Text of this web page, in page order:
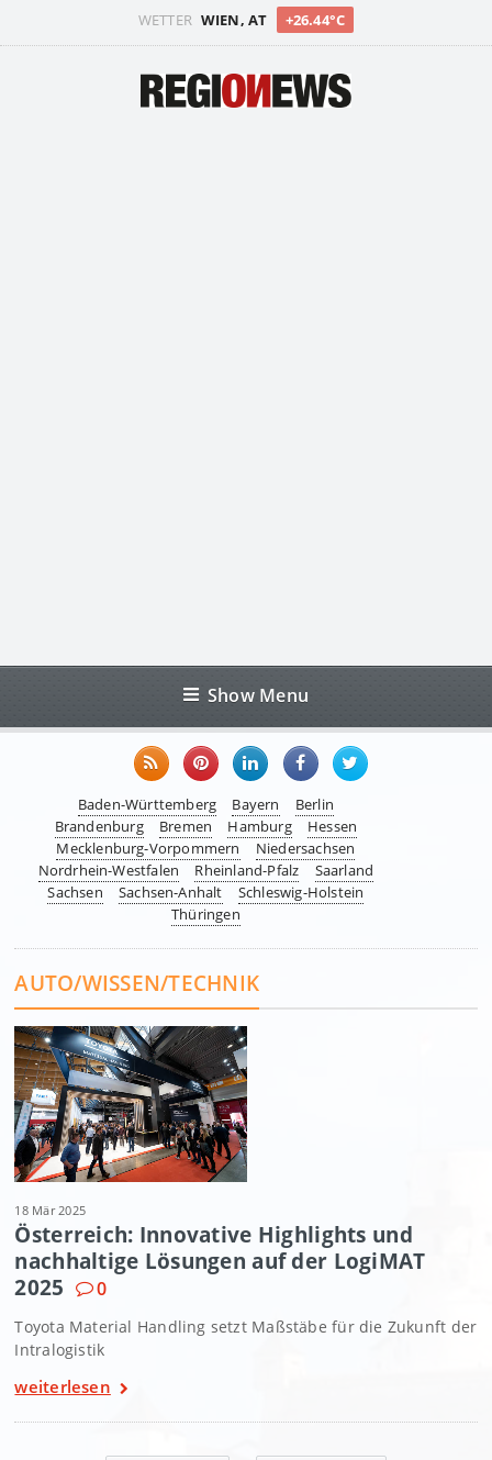
WETTER WIEN, AT +26.44°C
Show Menu
Baden-Württemberg Bayern
Berlin
Brandenburg
Bremen Hamburg
Hessen
Mecklenburg-Vorpommern
Niedersachsen
Nordrhein-Westfalen
Rheinland-Pfalz
Saarland
Sachsen
Sachsen-Anhalt
Schleswig-Holstein
Thüringen
AUTO/WISSEN/TECHNIK
18 Mär 2025
Österreich: Innovative Highlights und
nachhaltige Lösungen auf der LogiMAT
2025
0
Toyota Material Handling setzt Maßstäbe für die Zukunft der
Intralogistik
weiterlesen